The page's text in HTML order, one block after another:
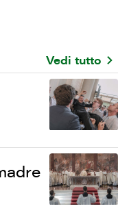
Vedi tutto